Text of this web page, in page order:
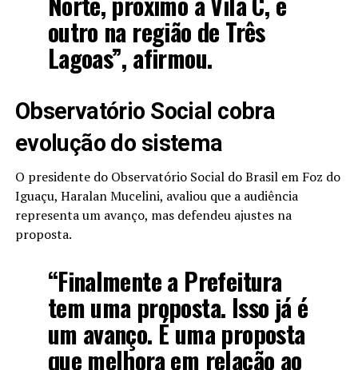
outro na região de Três
Lagoas”, afirmou.
Observatório Social cobra
evolução do sistema
O presidente do Observatório Social do Brasil em Foz do
Iguaçu, Haralan Mucelini, avaliou que a audiência
representa um avanço, mas defendeu ajustes na
proposta.
“Finalmente a Prefeitura
tem uma proposta. Isso já é
um avanço. É uma proposta
que melhora em relação ao